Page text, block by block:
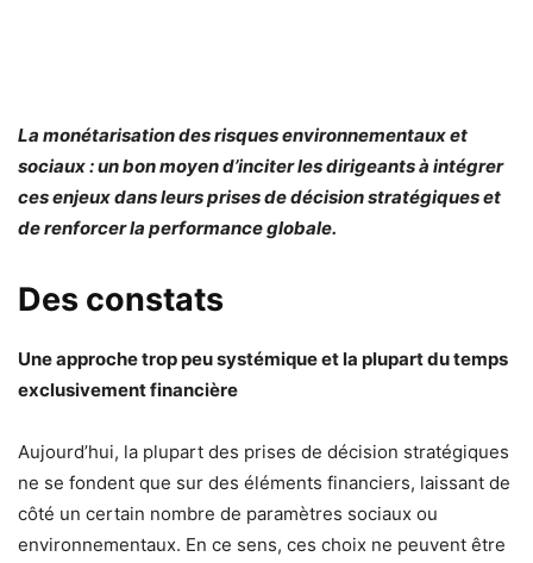
La monétarisation des risques environnementaux et
sociaux : un bon moyen d’inciter les dirigeants à intégrer
ces enjeux dans leurs prises de décision stratégiques et
de renforcer la performance globale.
Des constats
Une approche trop peu systémique et la plupart du temps
exclusivement financière
Aujourd’hui, la plupart des prises de décision stratégiques
ne se fondent que sur des éléments financiers, laissant de
côté un certain nombre de paramètres sociaux ou
environnementaux. En ce sens, ces choix ne peuvent être